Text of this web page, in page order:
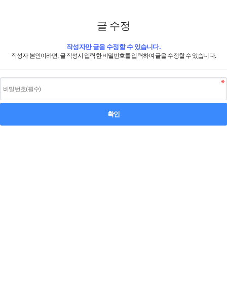
글 수정
작성자만 글을 수정할 수 있습니다.
작성자 본인이라면, 글 작성시 입력한 비밀번호를 입력하여 글을 수정할 수 있습니다.